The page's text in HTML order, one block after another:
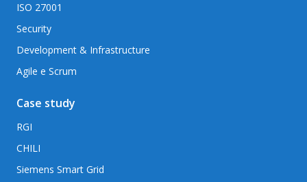
ISO 27001
Security
Development & Infrastructure
Agile e Scrum
Case study
RGI
CHILI
Siemens Smart Grid